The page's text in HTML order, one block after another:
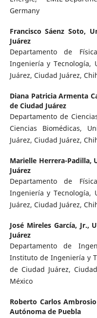
Germany
Francisco Sáenz Soto,
Juárez
Departamento de
Ingeniería y Tecnología,
Juárez, Ciudad Juárez,
Diana Patricia Armenta
de Ciudad Juárez
Departamento de
Ciencias Biomédicas,
Juárez, Ciudad Juárez,
Marielle Herrera-Padilla,
Juárez
Departamento de
Ingeniería y Tecnología,
Juárez, Ciudad Juárez,
José Mireles García, Jr.,
Juárez
Departamento de
Instituto de Ingeniería y
de Ciudad Juárez,
México
Roberto Carlos
Autónoma de Puebla